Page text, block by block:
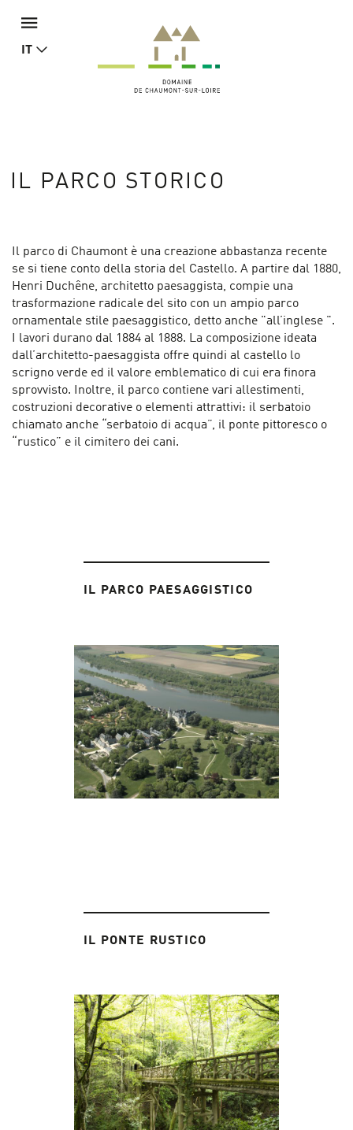
IT
IL PARCO STORICO
Il parco di Chaumont è una creazione abbastanza recente
se si tiene conto della storia del Castello. A partire dal 1880,
Henri Duchêne, architetto paesaggista, compie una
trasformazione radicale del sito con un ampio parco
ornamentale stile paesaggistico, detto anche "all’inglese ".
I lavori durano dal 1884 al 1888. La composizione ideata
dall’architetto-paesaggista offre quindi al castello lo
scrigno verde ed il valore emblematico di cui era finora
sprovvisto. Inoltre, il parco contiene vari allestimenti,
costruzioni decorative o elementi attrattivi: il serbatoio
chiamato anche “serbatoio di acqua”, il ponte pittoresco o
“rustico” e il cimitero dei cani.
IL PARCO PAESAGGISTICO
IL PONTE RUSTICO